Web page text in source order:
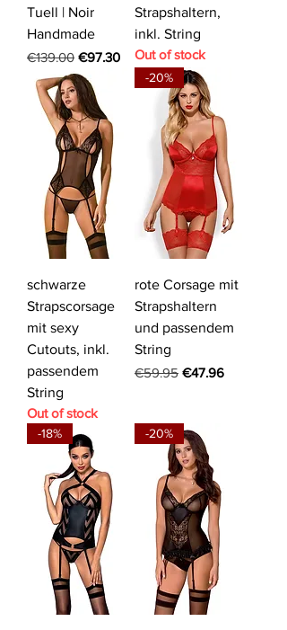
Tuell | Noir
Handmade
Regular Price
€139.00 Sale Price
€97.30
Strapshaltern,
inkl. String
Out of stock
schwarze
Strapscorsage
mit sexy
Cutouts, inkl.
passendem
String
Out of stock
-20%
rote Corsage mit
Strapshaltern
und passendem
String
Regular Price
€59.95 Sale Price
€47.96
-18% -20%